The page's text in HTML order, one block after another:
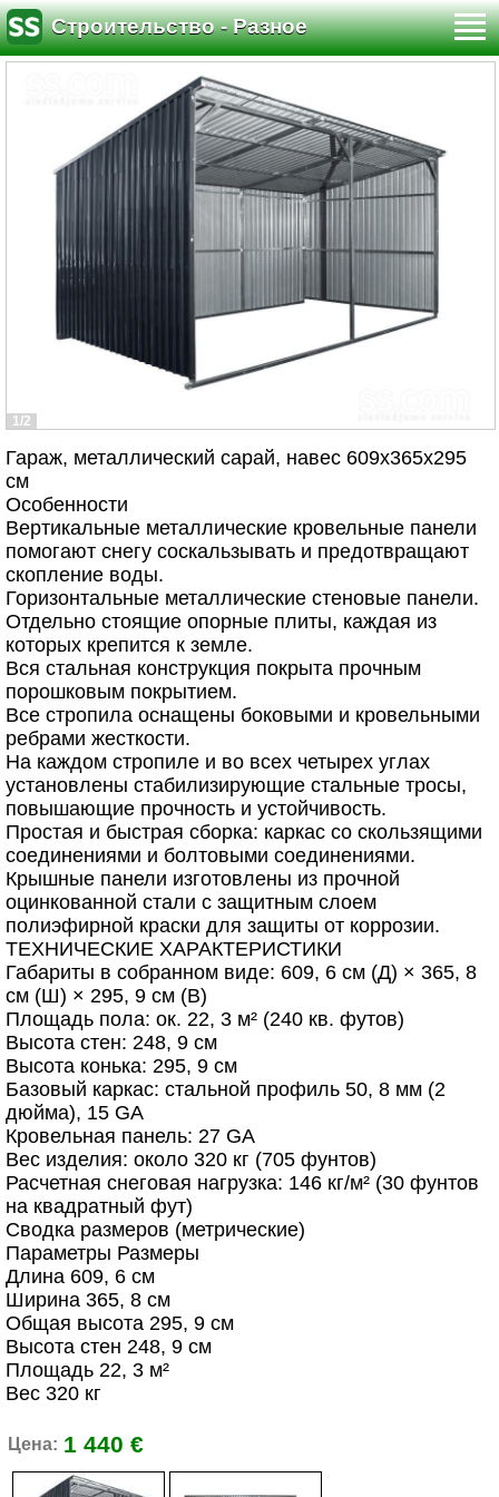
Строительство - Разное
1/2
Гараж, металлический сарай, навес 609x365x295
см
Особенности
Вертикальные металлические кровельные панели
помогают снегу соскальзывать и предотвращают
скопление воды.
Горизонтальные металлические стеновые панели.
Отдельно стоящие опорные плиты, каждая из
которых крепится к земле.
Вся стальная конструкция покрыта прочным
порошковым покрытием.
Все стропила оснащены боковыми и кровельными
ребрами жесткости.
На каждом стропиле и во всех четырех углах
установлены стабилизирующие стальные тросы,
повышающие прочность и устойчивость.
Простая и быстрая сборка: каркас со скользящими
соединениями и болтовыми соединениями.
Крышные панели изготовлены из прочной
оцинкованной стали с защитным слоем
полиэфирной краски для защиты от коррозии.
ТЕХНИЧЕСКИЕ ХАРАКТЕРИСТИКИ
Габариты в собранном виде: 609, 6 см (Д) × 365, 8
см (Ш) × 295, 9 см (В)
Площадь пола: ок. 22, 3 м² (240 кв. футов)
Высота стен: 248, 9 см
Высота конька: 295, 9 см
Базовый каркас: стальной профиль 50, 8 мм (2
дюйма), 15 GA
Кровельная панель: 27 GA
Вес изделия: около 320 кг (705 фунтов)
Расчетная снеговая нагрузка: 146 кг/м² (30 фунтов
на квадратный фут)
Сводка размеров (метрические)
Параметры Размеры
Длина 609, 6 см
Ширина 365, 8 см
Общая высота 295, 9 см
Высота стен 248, 9 см
Площадь 22, 3 м²
Вес 320 кг
Цена: 1 440 €